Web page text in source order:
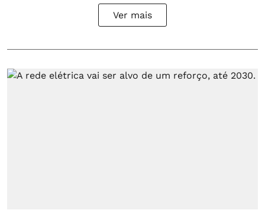
Ver mais